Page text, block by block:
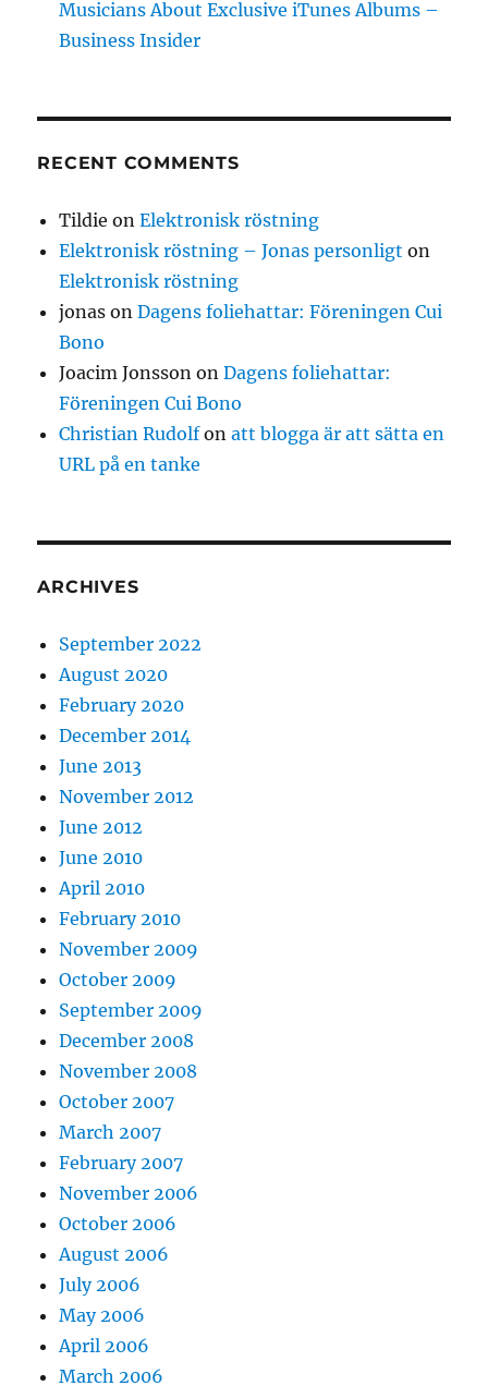
Musicians About Exclusive iTunes Albums –
Business Insider
RECENT COMMENTS
Tildie onElektronisk röstning
Elektronisk röstning – Jonas personligt on
Elektronisk röstning
jonas onDagens foliehattar: Föreningen Cui
Bono
Joacim Jonsson onDagens foliehattar:
Föreningen Cui Bono
Christian Rudolfonatt blogga är att sätta en
URL på en tanke
ARCHIVES
September 2022
August 2020
February 2020
December 2014
June 2013
November 2012
June 2012
June 2010
April 2010
February 2010
November 2009
October 2009
September 2009
December 2008
November 2008
October 2007
March 2007
February 2007
November 2006
October 2006
August 2006
July 2006
May 2006
April 2006
March 2006